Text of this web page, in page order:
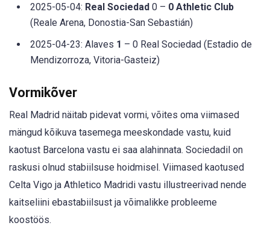
2025-05-04: Real Sociedad 0 – 0 Athletic Club
(Reale Arena, Donostia-San Sebastián)
2025-04-23: Alaves 1 – 0 Real Sociedad (Estadio de
Mendizorroza, Vitoria-Gasteiz)
Vormikõver
Real Madrid näitab pidevat vormi, võites oma viimased
mängud kõikuva tasemega meeskondade vastu, kuid
kaotust Barcelona vastu ei saa alahinnata. Sociedadil on
raskusi olnud stabiilsuse hoidmisel. Viimased kaotused
Celta Vigo ja Athletico Madridi vastu illustreerivad nende
kaitseliini ebastabiilsust ja võimalikke probleeme
koostöös.